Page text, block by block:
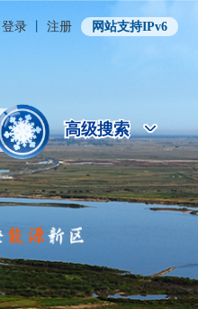
登录 注册 网站支持IPv6
高级搜索
高级搜索